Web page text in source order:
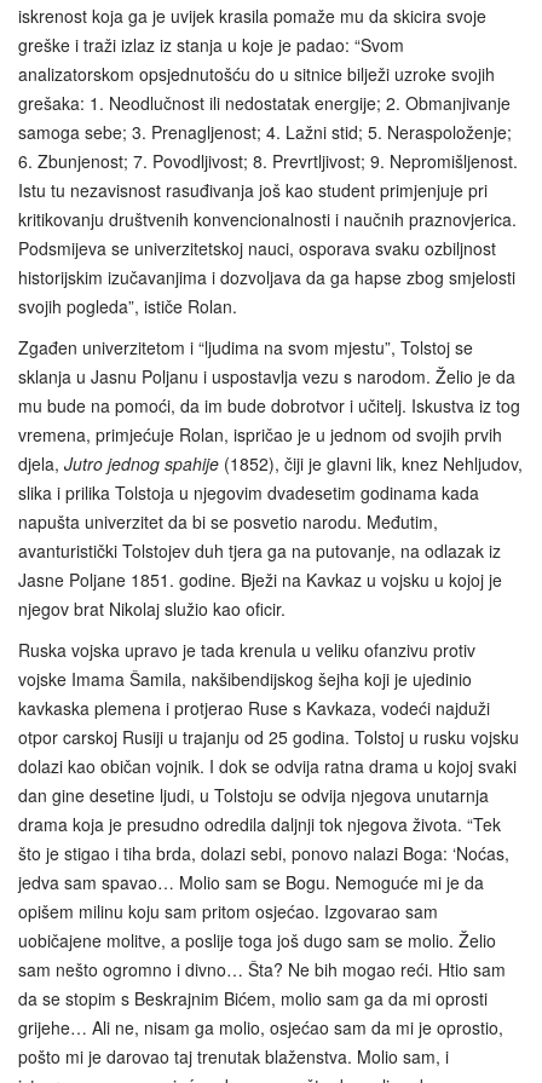
iskrenost koja ga je uvijek krasila pomaže mu da skicira svoje
greške i traži izlaz iz stanja u koje je padao: “Svom
analizatorskom opsjednutošću do u sitnice bilježi uzroke svojih
grešaka: 1. Neodlučnost ili nedostatak energije; 2. Obmanjivanje
samoga sebe; 3. Prenagljenost; 4. Lažni stid; 5. Neraspoloženje;
6. Zbunjenost; 7. Povodljivost; 8. Prevrtljivost; 9. Nepromišljenost.
Istu tu nezavisnost rasuđivanja još kao student primjenjuje pri
kritikovanju društvenih konvencionalnosti i naučnih praznovjerica.
Podsmijeva se univerzitetskoj nauci, osporava svaku ozbiljnost
historijskim izučavanjima i dozvoljava da ga hapse zbog smjelosti
svojih pogleda”, ističe Rolan.
Zgađen univerzitetom i “ljudima na svom mjestu”, Tolstoj se
sklanja u Jasnu Poljanu i uspostavlja vezu s narodom. Želio je da
mu bude na pomoći, da im bude dobrotvor i učitelj. Iskustva iz tog
vremena, primjećuje Rolan, ispričao je u jednom od svojih prvih
djela, Jutro jednog spahije (1852), čiji je glavni lik, knez Nehljudov,
slika i prilika Tolstoja u njegovim dvadesetim godinama kada
napušta univerzitet da bi se posvetio narodu. Međutim,
avanturistički Tolstojev duh tjera ga na putovanje, na odlazak iz
Jasne Poljane 1851. godine. Bježi na Kavkaz u vojsku u kojoj je
njegov brat Nikolaj služio kao oficir.
Ruska vojska upravo je tada krenula u veliku ofanzivu protiv
vojske Imama Šamila, nakšibendijskog šejha koji je ujedinio
kavkaska plemena i protjerao Ruse s Kavkaza, vodeći najduži
otpor carskoj Rusiji u trajanju od 25 godina. Tolstoj u rusku vojsku
dolazi kao običan vojnik. I dok se odvija ratna drama u kojoj svaki
dan gine desetine ljudi, u Tolstoju se odvija njegova unutarnja
drama koja je presudno odredila daljnji tok njegova života. “Tek
što je stigao i tiha brda, dolazi sebi, ponovo nalazi Boga: ‘Noćas,
jedva sam spavao… Molio sam se Bogu. Nemoguće mi je da
opišem milinu koju sam pritom osjećao. Izgovarao sam
uobičajene molitve, a poslije toga još dugo sam se molio. Želio
sam nešto ogromno i divno… Šta? Ne bih mogao reći. Htio sam
da se stopim s Beskrajnim Bićem, molio sam ga da mi oprosti
grijehe… Ali ne, nisam ga molio, osjećao sam da mi je oprostio,
pošto mi je darovao taj trenutak blaženstva. Molio sam, i